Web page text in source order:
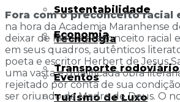
Sustentabilidade
Tecnologia
Transporte rodoviário
Turismo de Luxo
Economia
Eventos
Fora com o preconceito racial
na hora da Academia Maranhense
deixar de lado o preconceito racial
em seus quadros, autênticos
poeta e escritor Herbert de Jesus
uma vasta e qualificada obra
rejeitado por conta de sua
ser oriundo da Madre de Deus. O